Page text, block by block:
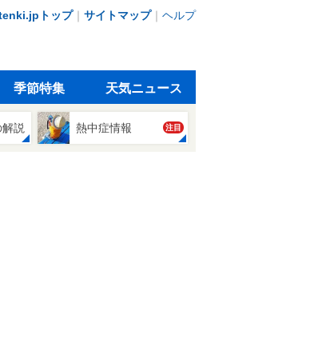
トップ｜ サイトマップ｜ ヘルプ
季節特集 天気ニュース
説 熱中症情報 注目